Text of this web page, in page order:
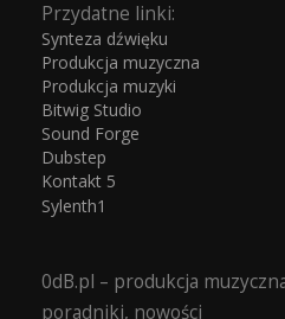
Przydatne linki:
Synteza dźwięku
Produkcja muzyczna
Produkcja muzyki
Bitwig Studio
Sound Forge
Dubstep
Kontakt 5
Sylenth1
0dB.pl – produkcja
poradniki, nowości